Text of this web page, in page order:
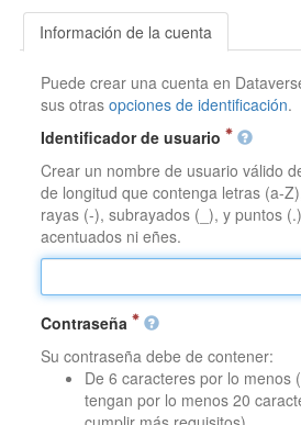
Información de la cuenta
Puede crear una cuenta en
sus otrasopciones de identificación.
Identificador de usuario
Crear un nombre de usuario válido
de longitud que contenga letras (a-
rayas (-), subrayados (_), y puntos
acentuados ni eñes.
Contraseña
Su contraseña debe de contener:
De 6 caracteres por lo menos
tengan por lo menos 20